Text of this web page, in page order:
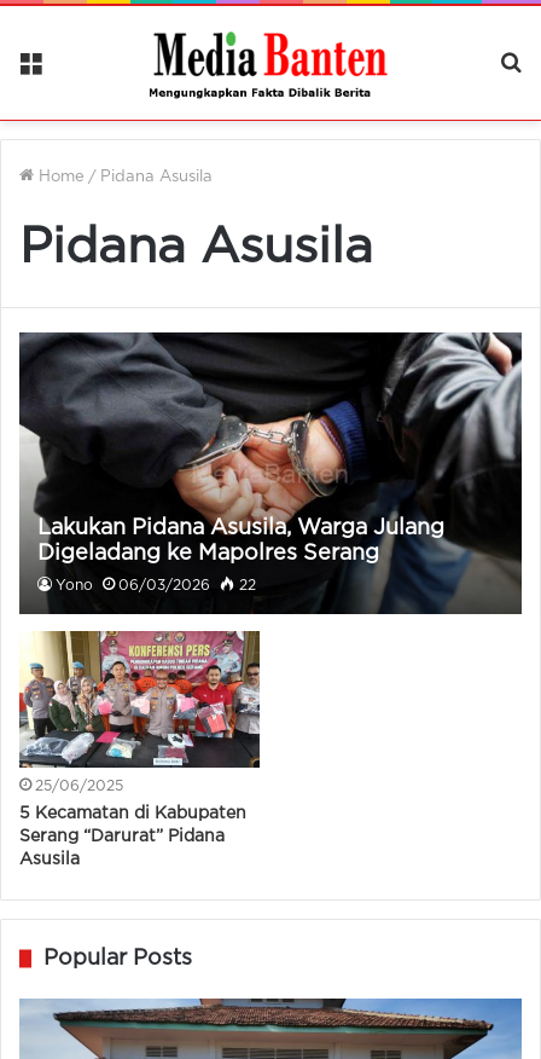
Menu
Home / Pidana Asusila
Pidana Asusila
Lakukan Pidana Asusila, Warga Julang
Digeladang ke Mapolres Serang
Yono 06/03/2026 22
25/06/2025
5 Kecamatan di Kabupaten
Serang “Darurat” Pidana
Asusila
Popular Posts